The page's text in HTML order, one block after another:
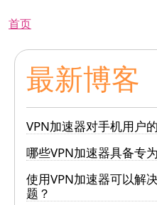
面包屑
首页
最新博客
VPN加速器对手机用户
哪些VPN加速器具备专
使用VPN加速器可以解
题？